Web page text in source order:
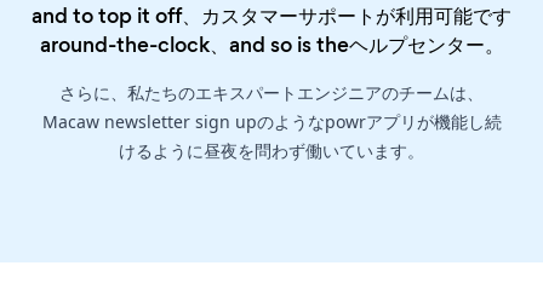
and to top it off、カスタマーサポートが利用可能です
around-the-clock、and so is theヘルプセンター。
さらに、私たちのエキスパートエンジニアのチームは、
Macaw newsletter sign upのようなpowrアプリが機能し続
けるように昼夜を問わず働いています。